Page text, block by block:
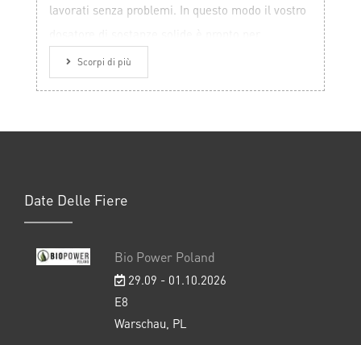
lavorati senza problemi. In questo modo il vostro
affrontare il futuro!
Scorpi di più
Date Delle Fiere
Bio Power Poland
29.09 - 01.10.2026
E8
Warschau, PL